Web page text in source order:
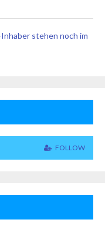
stehen noch im
FOLLOW